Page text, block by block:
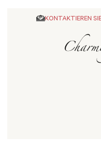
KONTAKTIEREN